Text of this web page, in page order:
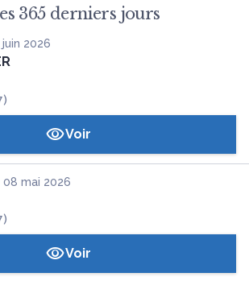
365 derniers jours
2026
Voir
mai 2026
Voir